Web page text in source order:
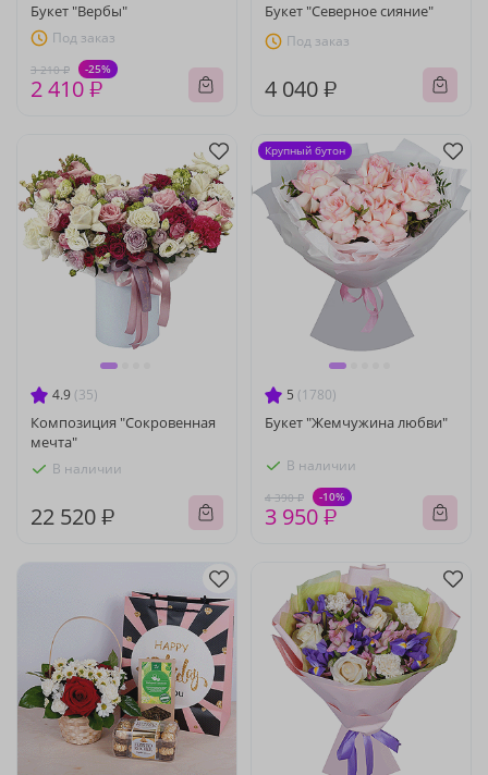
Букет "Вербы"
Под заказ
3 210 ₽ -25%
2 410 ₽
Букет "Северное сияние"
Под заказ
4 040 ₽
4.9 (35)
Композиция "Сокровенная
мечта"
В наличии
22 520 ₽
5 (1780)
Букет "Жемчужина любви"
В наличии
4 390 ₽ -10%
3 950 ₽
Крупный бутон